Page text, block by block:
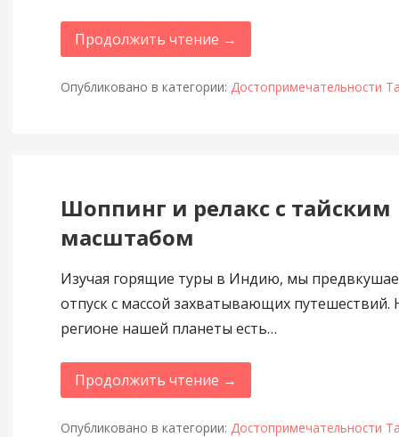
Продолжить чтение →
Опубликовано в категории: Достопримечательности
Шоппинг и релакс с тайским
масштабом
Изучая горящие туры в Индию, мы
отпуск с массой захватывающих путешествий.
регионе нашей планеты есть…
Продолжить чтение →
Опубликовано в категории: Достопримечательности